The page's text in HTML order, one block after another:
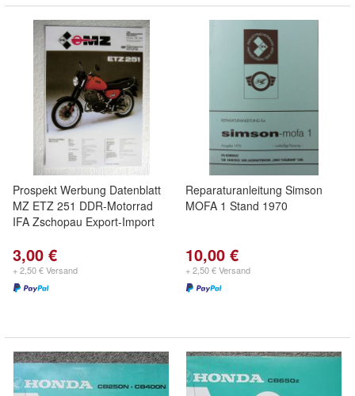
Prospekt Werbung Datenblatt
MZ ETZ 251 DDR-Motorrad
IFA Zschopau Export-Import
3,00 €
+ 2,50 € Versand
Reparaturanleitung Simson
MOFA 1 Stand 1970
10,00 €
+ 2,50 € Versand